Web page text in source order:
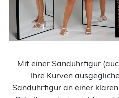
Mit einer Sanduhrfigur
Ihre Kurven
Sanduhrfigur an einer